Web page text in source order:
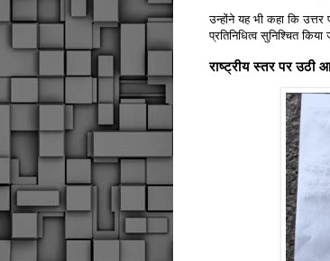
उन्होंने यह भी कहा कि
प्रतिनिधित्व सुनिश्चित किया
राष्ट्रीय स्तर पर उठी